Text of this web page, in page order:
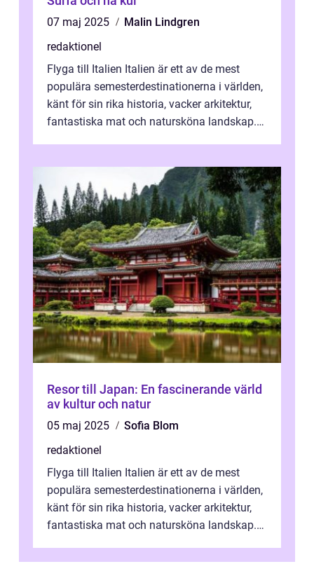
07 maj 2025
Malin Lindgren
redaktionel
Flyga till Italien Italien är ett av de mest
populära semesterdestinationerna i världen,
känt för sin rika historia, vacker arkitektur,
fantastiska mat och natursköna landskap.
Resor till Japan: En fascinerande värld
av kultur och natur
05 maj 2025
Sofia Blom
redaktionel
Flyga till Italien Italien är ett av de mest
populära semesterdestinationerna i världen,
känt för sin rika historia, vacker arkitektur,
fantastiska mat och natursköna landskap.